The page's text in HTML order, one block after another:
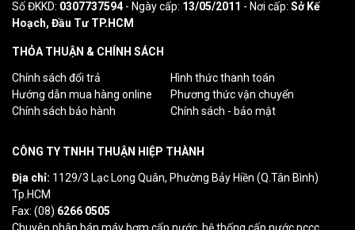
Số ĐKKD: 0307737594- Ngày cấp: 13/05/2011 - Nơi cấp: Sở Kế
Hoạch, Đầu Tư TP.HCM
THỎA THUẬN & CHÍNH SÁCH
Chính sách đổi trả
Hình thức thanh toán
Hướng dẫn mua hàng online
Phương thức vận chuyển
Chính sách bảo hành
Chính sách - bảo mật
CÔNG TY TNHH THUẬN HIỆP THÀNH
Địa chỉ: 1129/3 Lạc Long Quân, Phường Bảy Hiền (Q.Tân Bình)
Tp.HCM
Fax: (08) 6266 0505